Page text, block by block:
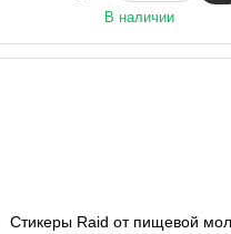
В наличии